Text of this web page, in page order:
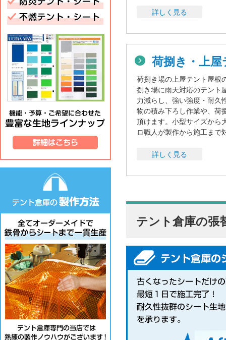
詳しく見る
荷捌き・上屋
荷捌き場の上屋テント屋根
捌き場に雨天対応のテント
力減らし、強い強度・耐久
物の積み下ろし作業や、荷
頂けます。小型サイズから
ロ職人が製作から施工まで
詳しく見る
テント倉庫の張